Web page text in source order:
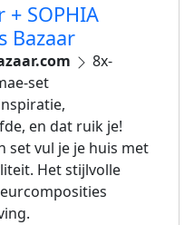
+ SOPHIA
Bazaar
8x-
set
en dat ruik je!
set vul je je huis met
Het stijlvolle